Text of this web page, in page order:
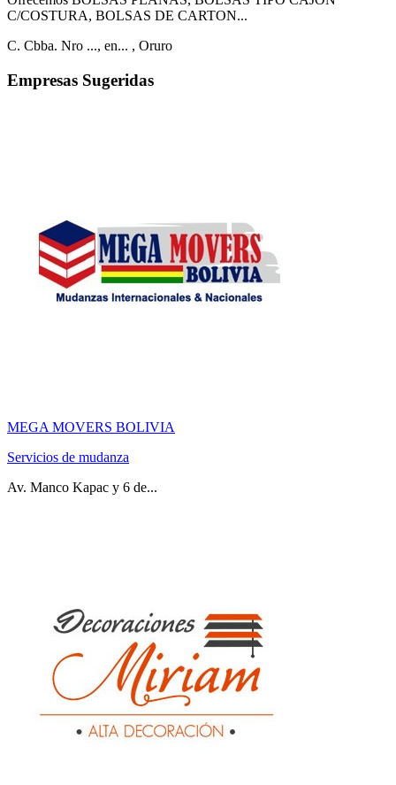
C/COSTURA, BOLSAS DE CARTON...
C. Cbba. Nro ..., en... , Oruro
Empresas Sugeridas
MEGA MOVERS BOLIVIA
Servicios de mudanza
Av. Manco Kapac y 6 de...